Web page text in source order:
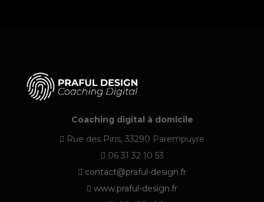
Coaching digital à domicile
Rue des Pins, 33290 Parempuyre
06 31 32 10 53
contact@praful-design.fr
www.praful-design.fr